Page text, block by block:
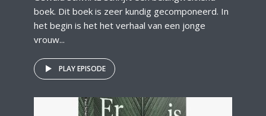
boek. Dit boek is zeer kundig gecomponeerd. In
het begin is het het verhaal van een jonge
vrouw...
PLAY EPISODE